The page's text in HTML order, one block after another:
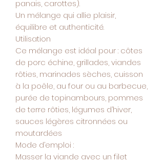
panais, carottes).
Un mélange qui allie plaisir,
équilibre et authenticité.
Utilisation
Ce mélange est idéal pour : côtes
de porc échine, grillades, viandes
rôties, marinades sèches, cuisson
à la poêle, au four ou au barbecue,
purée de topinambours, pommes
de terre rôties, légumes d’hiver,
sauces légères citronnées ou
moutardées
Mode d’emploi :
Masser la viande avec un filet